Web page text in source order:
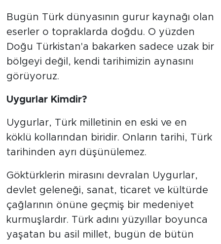
Bugün Türk dünyasının gurur kaynağı olan
eserler o topraklarda doğdu. O yüzden
Doğu Türkistan'a bakarken sadece uzak bir
bölgeyi değil, kendi tarihimizin aynasını
görüyoruz.
Uygurlar Kimdir?
Uygurlar, Türk milletinin en eski ve en
köklü kollarından biridir. Onların tarihi, Türk
tarihinden ayrı düşünülemez.
Göktürklerin mirasını devralan Uygurlar,
devlet geleneği, sanat, ticaret ve kültürde
çağlarının önüne geçmiş bir medeniyet
kurmuşlardır. Türk adını yüzyıllar boyunca
yaşatan bu asil millet, bugün de bütün